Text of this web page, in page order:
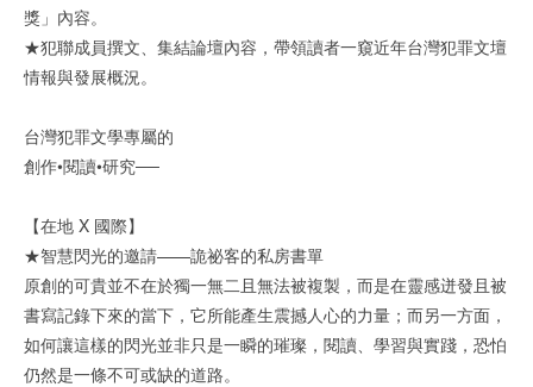
獎」內容。
★犯聯成員撰文、集結論壇內容，帶領讀者一窺近年台灣犯罪文壇
情報與發展概況。
台灣犯罪文學專屬的
創作•閱讀•研究──
【在地 X 國際】
★智慧閃光的邀請——詭祕客的私房書單
原創的可貴並不在於獨一無二且無法被複製，而是在靈感迸發且被
書寫記錄下來的當下，它所能產生震撼人心的力量；而另一方面，
如何讓這樣的閃光並非只是一瞬的璀璨，閱讀、學習與實踐，恐怕
仍然是一條不可或缺的道路。